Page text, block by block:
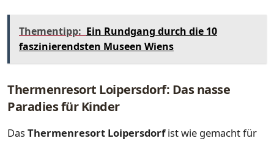
Thementipp: Ein Rundgang durch die 10
faszinierendsten Museen Wiens
Thermenresort Loipersdorf: Das nasse
Paradies für Kinder
DasThermenresort Loipersdorfist wie gemacht für